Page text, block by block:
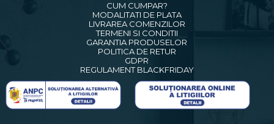
CUM CUMPAR?
MODALITATI DE PLATA
LIVRAREA COMENZILOR
TERMENI SI CONDITII
GARANTIA PRODUSELOR
POLITICA DE RETUR
GDPR
REGULAMENT BLACKFRIDAY